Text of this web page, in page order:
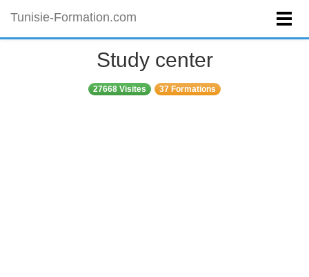
Tunisie-Formation.com
Study center
27668 Visites 37 Formations